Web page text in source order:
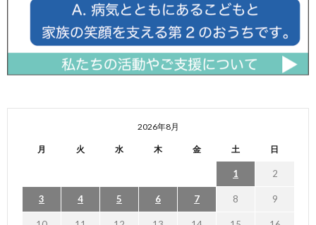
2026年8月
月 火 水 木 金 土 日
1 2
3 4 5 6 7 8 9